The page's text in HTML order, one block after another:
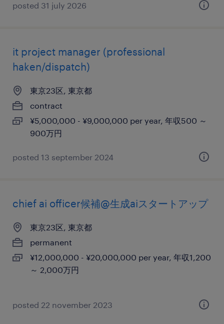
posted 31 july 2026
it project manager (professional
haken/dispatch)
東京23区, 東京都
contract
¥5,000,000 - ¥9,000,000 per year, 年収500 ～
900万円
posted 13 september 2024
chief ai officer候補@生成aiスタートアップ
東京23区, 東京都
permanent
¥12,000,000 - ¥20,000,000 per year, 年収1,200
～ 2,000万円
posted 22 november 2023